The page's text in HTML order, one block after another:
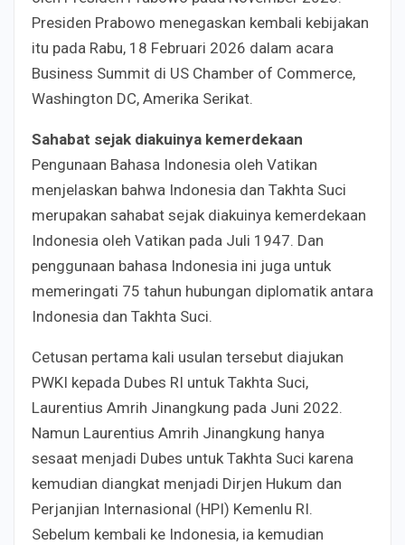
Presiden Prabowo menegaskan kembali kebijakan
itu pada Rabu, 18 Februari 2026 dalam acara
Business Summit di US Chamber of Commerce,
Washington DC, Amerika Serikat.
Sahabat sejak diakuinya kemerdekaan
Pengunaan Bahasa Indonesia oleh Vatikan
menjelaskan bahwa Indonesia dan Takhta Suci
merupakan sahabat sejak diakuinya kemerdekaan
Indonesia oleh Vatikan pada Juli 1947. Dan
penggunaan bahasa Indonesia ini juga untuk
memeringati 75 tahun hubungan diplomatik antara
Indonesia dan Takhta Suci.
Cetusan pertama kali usulan tersebut diajukan
PWKI kepada Dubes RI untuk Takhta Suci,
Laurentius Amrih Jinangkung pada Juni 2022.
Namun Laurentius Amrih Jinangkung hanya
sesaat menjadi Dubes untuk Takhta Suci karena
kemudian diangkat menjadi Dirjen Hukum dan
Perjanjian Internasional (HPI) Kemenlu RI.
Sebelum kembali ke Indonesia, ia kemudian